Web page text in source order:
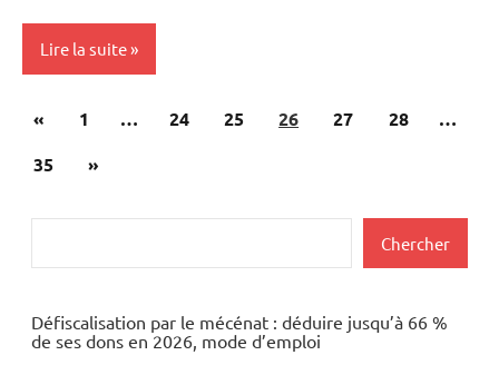
Lire la suite
Mon
Pagination
des
«Publications
1 … 24 25 26 27 28
…
35
Articles
»
Chercher
Défiscalisation par le mécénat : déduire jusqu’à 66 %
de ses dons en 2026, mode d’emploi